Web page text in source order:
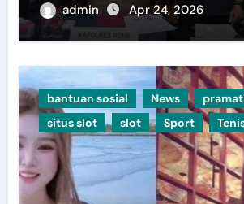
admin Apr 24, 2026
bantuan sosial News
situs slot
slot Sport